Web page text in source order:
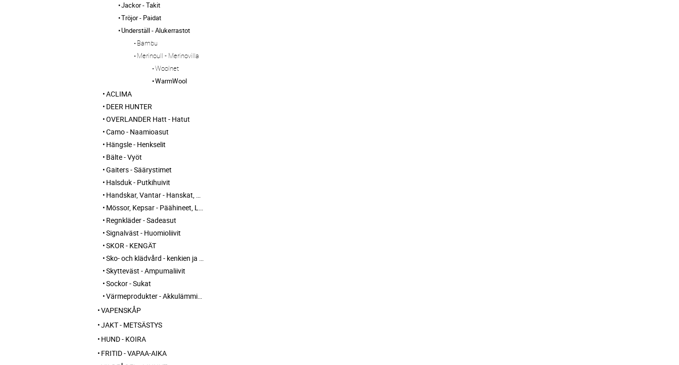
Jackor - Takit
Tröjor - Paidat
Underställ - Alukerrastot
Bambu
Merinoull - Merinovilla
Woolnet
WarmWool
ACLIMA
DEER HUNTER
OVERLANDER Hatt - Hatut
Camo - Naamioasut
Hängsle - Henkselit
Bälte - Vyöt
Gaiters - Säärystimet
Halsduk - Putkihuivit
Handskar, Vantar - Hanskat, Kintaat
Mössor, Kepsar - Päähineet, Lippikset
Regnkläder - Sadeasut
Signalväst - Huomioliivit
SKOR - KENGÄT
Sko- och klädvård - kenkien ja vaatteiden hoito
Skytteväst - Ampumaliivit
Sockor - Sukat
Värmeprodukter - Akkulämmitteiset tuotteet
VAPENSKÅP
JAKT - METSÄSTYS
HUND - KOIRA
FRITID - VAPAA-AIKA